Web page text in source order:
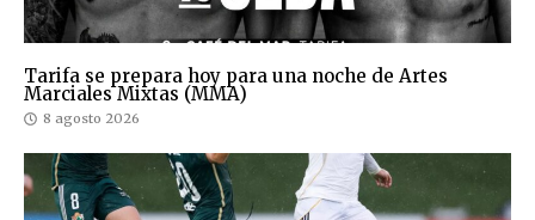
Tarifa se prepara hoy para una noche de Artes
Marciales Mixtas (MMA)
8 agosto 2026